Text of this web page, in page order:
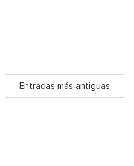
Entradas más antiguas